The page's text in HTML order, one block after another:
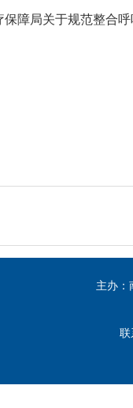
障局关于规范整合
主办：
联